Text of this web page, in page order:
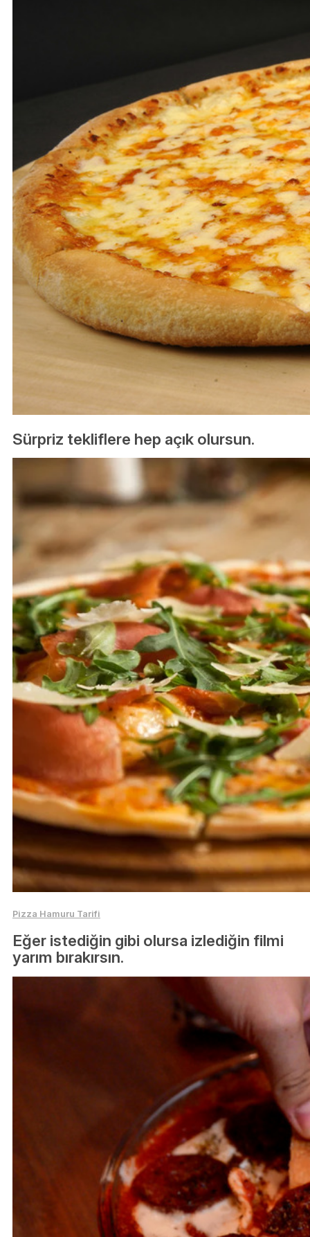
Sürpriz tekliflere hep açık olursun.
Pizza Hamuru Tarifi
Eğer istediğin gibi olursa izlediğin filmi
yarım bırakırsın.